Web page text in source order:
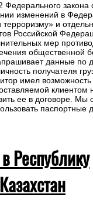
Федерального
изменений в
терроризму» и
Российской
мер
общественной
данные по
получателя
имел
клиентом
ее в договоре. Мы
паспортные
Республику